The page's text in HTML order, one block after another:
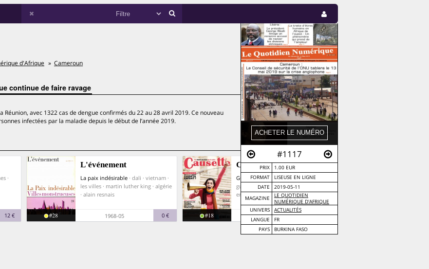
#1117
PRIX
1.00 EUR
FORMAT
LISEUSE EN LIGNE
DATE
2019-05-11
MAGAZINE
LE QUOTIDIEN
NUMÉRIQUE D'AFRIQUE
UNIVERS
ACTUALITÉS
LANGUE
FR
PAYS
BURKINA FASO
d'Afrique Cameroun
continue de faire ravage
Réunion, avec 1322 cas de dengue confirmés du 22 au 28 avril 2019. Ce nouveau
infectées par la maladie depuis le début de l’année 2019.
·
12 €
L'événement
La paix indésirable · dali · vietnam ·
les villes · martin luther king · algérie
· alain resnais
#28 1968-05 0 €
Causette
Guillaume Gallienne · robert
guédiguian · algérie · reconversion ·
enfant-parent · viol rwanda
#18 2011-11 4,90 €